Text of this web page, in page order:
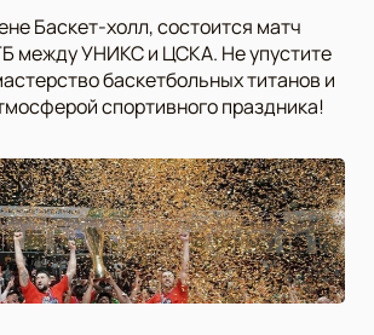
Баскет-холл, состоится матч
между УНИКС и ЦСКА. Не упустите
баскетбольных титанов и
спортивного праздника!